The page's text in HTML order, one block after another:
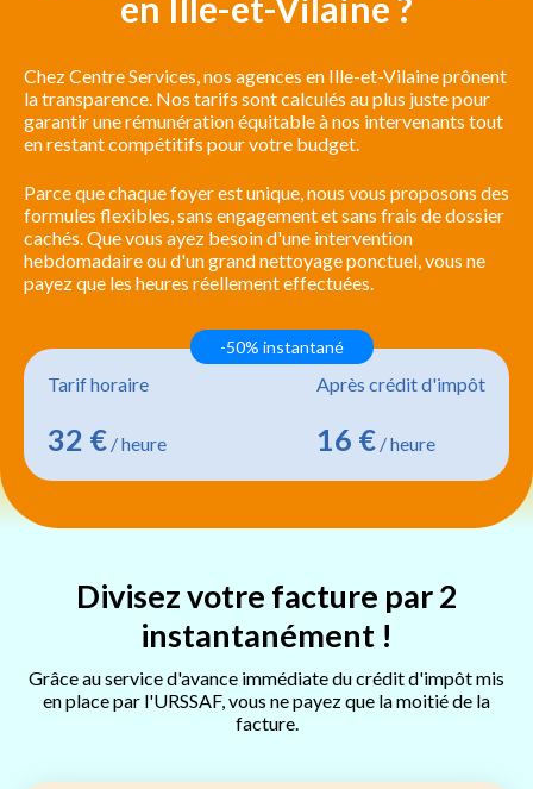
Chez Centre Services, nos agences en Ille-et-Vilaine prônent
la transparence. Nos tarifs sont calculés au plus juste pour
garantir une rémunération équitable à nos intervenants tout
en restant compétitifs pour votre budget.
Parce que chaque foyer est unique, nous vous proposons des
formules flexibles, sans engagement et sans frais de dossier
cachés. Que vous ayez besoin d'une intervention
hebdomadaire ou d'un grand nettoyage ponctuel, vous ne
payez que les heures réellement effectuées.
Tarif horaire
32 € / heure
Après crédit d'impôt
16 € / heure
-50% instantané
Divisez votre facture par 2
instantanément !
Grâce au service d'avance immédiate du crédit d'impôt mis
en place par l'URSSAF, vous ne payez que la moitié de la
facture.